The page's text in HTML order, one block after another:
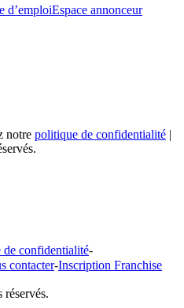
d’emploiEspace annonceur
notre politique de confidentialité |
de confidentialité-
contacter-Inscription Franchise